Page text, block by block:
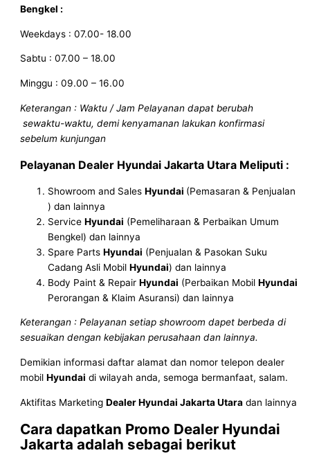
Bengkel :
Weekdays : 07.00- 18.00
Sabtu : 07.00 – 18.00
Minggu : 09.00 – 16.00
Keterangan : Waktu / Jam Pelayanan dapat berubah
sewaktu-waktu, demi kenyamanan lakukan konfirmasi
sebelum kunjungan
Pelayanan Dealer Hyundai Jakarta Utara Meliputi :
Showroom and SalesHyundai (Pemasaran & Penjualan
) dan lainnya
ServiceHyundai (Pemeliharaan & Perbaikan Umum
Bengkel) dan lainnya
Spare PartsHyundai (Penjualan & Pasokan Suku
Cadang Asli MobilHyundai) dan lainnya
Body Paint & RepairHyundai (Perbaikan MobilHyundai
Perorangan & Klaim Asuransi) dan lainnya
Keterangan : Pelayanan setiap showroom dapet berbeda di
sesuaikan dengan kebijakan perusahaan dan lainnya.
Demikian informasi daftar alamat dan nomor telepon dealer
mobilHyundai di wilayah anda, semoga bermanfaat, salam.
Aktifitas MarketingDealer Hyundai Jakarta Utara dan lainnya
Cara dapatkan Promo Dealer Hyundai
Jakartaadalah sebagai berikut